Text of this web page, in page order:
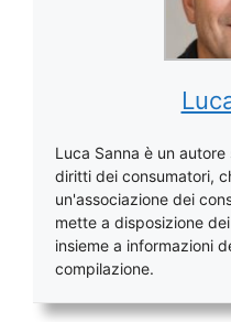
Luca Sanna è un
diritti dei consumatori,
un'associazione dei
mette a disposizione
insieme a informazioni
compilazione.